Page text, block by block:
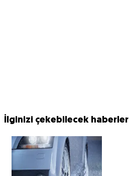
İlginizi çekebilecek haberler